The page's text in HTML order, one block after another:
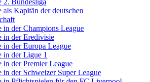
als Kapitän der deutschen
in der Champions League
in der Eredivisie
in der Europa League
in der Ligue 1
in der Premier League
in der Schweizer Super League